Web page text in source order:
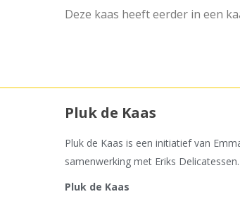
Deze kaas heeft eerder in een
Pluk de Kaas
Pluk de Kaas is een initiatief van
samenwerking met Eriks Delicatessen.
Pluk de Kaas